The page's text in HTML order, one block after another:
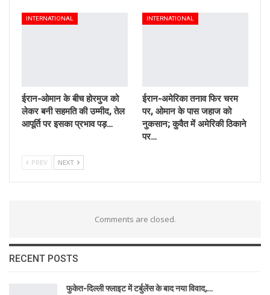
INTERNATIONAL
ईरान-ओमान के बीच होरमुज को
लेकर बनी सहमति की उम्मीद, तेल
आपूर्ति पर इसका प्रभाव पड़…
INTERNATIONAL
ईरान-अमेरिका तनाव फिर चरम
पर, ओमान के पास जहाज को
नुकसान; कुवैत में अमेरिकी ठिकाने
पर…
PREV NEXT
Comments are closed.
RECENT POSTS
फुकेत-दिल्ली फ्लाइट में टर्बुलेंस के बाद नया विवाद,…